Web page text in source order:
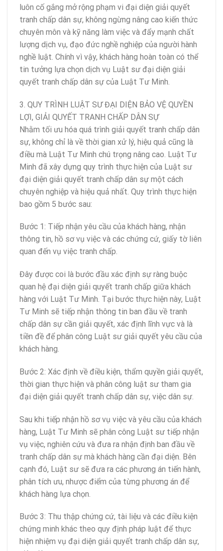
luôn cố gắng mở rộng phạm vi đại diện giải quyết
tranh chấp dân sự, không ngừng nâng cao kiến thức
chuyên môn và kỹ năng làm việc và đẩy mạnh chất
lượng dịch vụ, đạo đức nghề nghiệp của người hành
nghề luật. Chính vì vậy, khách hàng hoàn toàn có thể
tin tưởng lựa chọn dịch vụ Luật sư đại diện giải
quyết tranh chấp dân sự của Luật Tư Minh.
3. QUY TRÌNH LUẬT SƯ ĐẠI DIỆN BẢO VỆ QUYỀN
LỢI, GIẢI QUYẾT TRANH CHẤP DÂN SỰ
Nhằm tối ưu hóa quá trình giải quyết tranh chấp dân
sự, không chỉ là về thời gian xử lý, hiệu quả cũng là
điều mà Luật Tư Minh chú trọng nâng cao. Luật Tư
Minh đã xây dựng quy trình thực hiện của Luật sư
đại diện giải quyết tranh chấp dân sự một cách
chuyên nghiệp và hiệu quả nhất. Quy trình thực hiện
bao gồm 5 bước sau:
Bước 1: Tiếp nhận yêu cầu của khách hàng, nhận
thông tin, hồ sơ vụ việc và các chứng cứ, giấy tờ liên
quan đến vụ việc tranh chấp.
Đây được coi là bước đầu xác định sự ràng buộc
quan hệ đại diện giải quyết tranh chấp giữa khách
hàng với Luật Tư Minh. Tại bước thực hiện này, Luật
Tư Minh sẽ tiếp nhận thông tin ban đầu về tranh
chấp dân sự cần giải quyết, xác định lĩnh vực và là
tiền đề để phân công Luật sư giải quyết yêu cầu của
khách hàng.
Bước 2: Xác định về điều kiện, thẩm quyền giải quyết,
thời gian thực hiện và phân công luật sư tham gia
đại diện giải quyết tranh chấp dân sự, việc dân sự.
Sau khi tiếp nhận hồ sơ vụ việc và yêu cầu của khách
hàng, Luật Tư Minh sẽ phân công Luật sư tiếp nhận
vụ việc, nghiên cứu và đưa ra nhận định ban đầu về
tranh chấp dân sự mà khách hàng cần đại diện. Bên
cạnh đó, Luật sư sẽ đưa ra các phương án tiến hành,
phân tích ưu, nhược điểm của từng phương án để
khách hàng lựa chọn.
Bước 3: Thu thập chứng cứ, tài liệu và các điều kiện
chứng minh khác theo quy định pháp luật để thực
hiện nhiệm vụ đại diện giải quyết tranh chấp dân sự,